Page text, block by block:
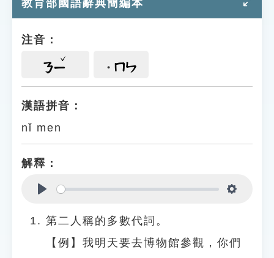
單字索引
遊戲專區
貓頭鷹博士
教育部國語辭典簡編本
注音：
ㄋㄧ ㄇㄣ
漢語拼音：
nǐ men
解釋：
第二人稱的多數代詞。
【例】我明天要去博物館參觀，你們